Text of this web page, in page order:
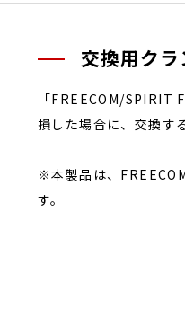
交換用クラ
「FREECOM/SPIRIT
損した場合に、交換す
※本製品は、
す。